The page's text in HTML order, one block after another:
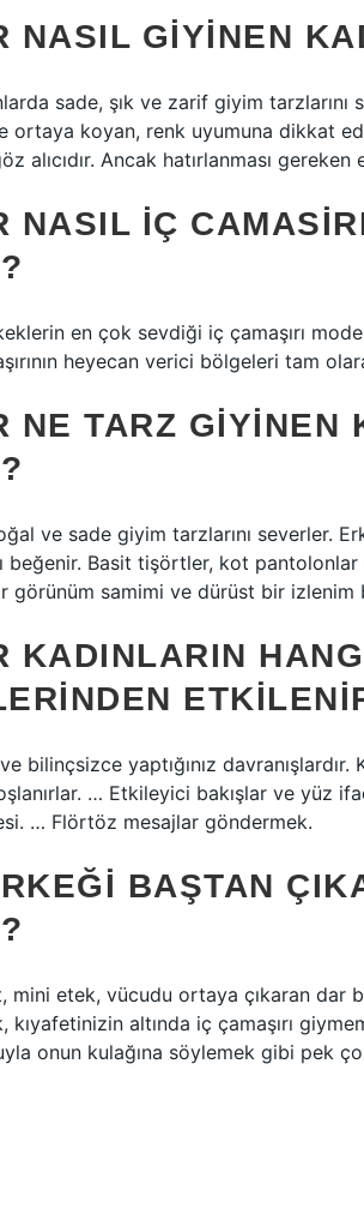
NASIL GIYINEN
sade, şık ve zarif giyim
ortaya koyan, renk uyumuna dikkat
alıcıdır. Ancak hatırlanması
NASIL IÇ
en çok sevdiği iç çamaşırı
heyecan verici bölgeleri tam
NE TARZ GIYINEN
ve sade giyim tarzlarını severler.
beğenir. Basit tişörtler, kot
samimi ve dürüst bir izlenim
KADINLARIN
bilinçsizce yaptığınız davranışlardır.
… Etkileyici bakışlar ve yüz
… Flörtöz mesajlar göndermek.
BAŞTAN
mini etek, vücudu ortaya çıkaran dar
kıyafetinizin altında iç çamaşırı
onun kulağına söylemek gibi pek